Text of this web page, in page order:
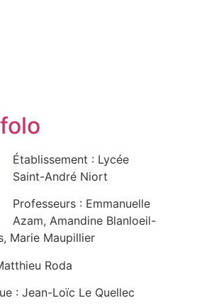
Établissement : Lycée
Saint-André Niort
Professeurs : Emmanuelle
Azam, Amandine Blanloeil-
Marie Maupillier
Roda
: Jean-Loïc Le Quellec